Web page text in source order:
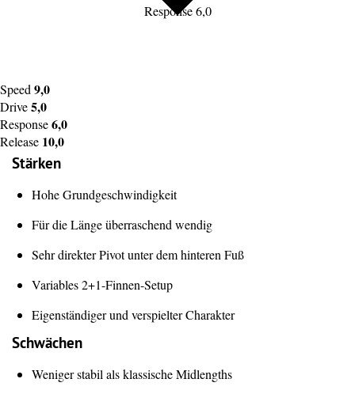
Response 6,0
Speed 9,0
Drive5,0
Response6,0
Release 10,0
Stärken
Hohe Grundgeschwindigkeit
Für die Länge überraschend wendig
Sehr direkter Pivot unter dem hinteren Fuß
Variables 2+1-Finnen-Setup
Eigenständiger und verspielter Charakter
Schwächen
Weniger stabil als klassische Midlengths